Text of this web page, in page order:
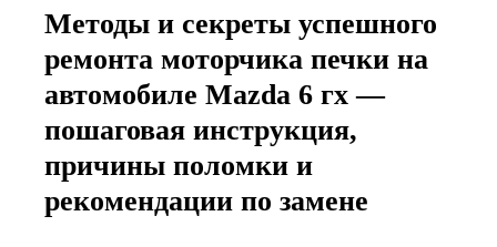
Методы и секреты успешного
ремонта моторчика печки на
автомобиле Mazda 6 гх —
пошаговая инструкция,
причины поломки и
рекомендации по замене